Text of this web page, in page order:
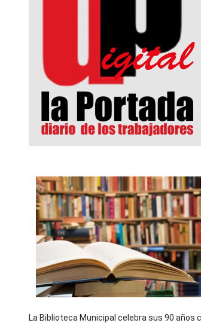
La Biblioteca Municipal celebra sus 90 años